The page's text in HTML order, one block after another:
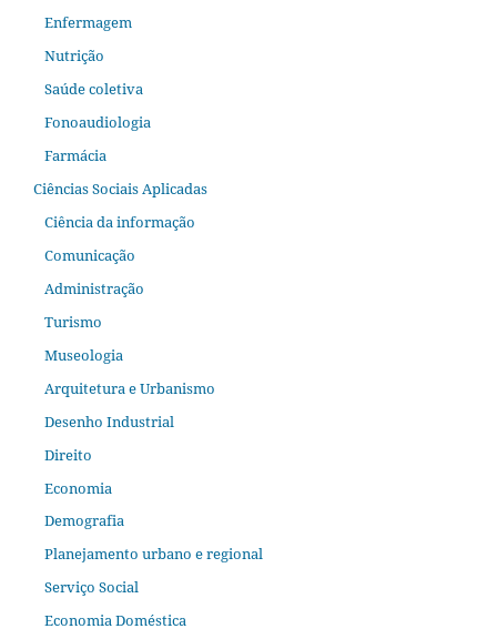
Enfermagem
Nutrição
Saúde coletiva
Fonoaudiologia
Farmácia
Ciências Sociais Aplicadas
Ciência da informação
Comunicação
Administração
Turismo
Museologia
Arquitetura e Urbanismo
Desenho Industrial
Direito
Economia
Demografia
Planejamento urbano e regional
Serviço Social
Economia Doméstica